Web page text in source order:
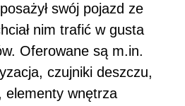
swój pojazd ze
nim trafić w gusta
Oferowane są m.in.
czujniki deszczu,
elementy wnętrza